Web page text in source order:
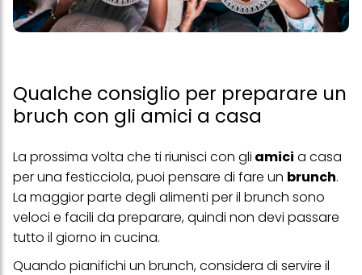
Qualche consiglio per preparare un
bruch con gli amici a casa
La prossima volta che ti riunisci con gli amici a casa
per una festicciola, puoi pensare di fare un brunch.
La maggior parte degli alimenti per il brunch sono
veloci e facili da preparare, quindi non devi passare
tutto il giorno in cucina.
Quando pianifichi un brunch, considera di servire il